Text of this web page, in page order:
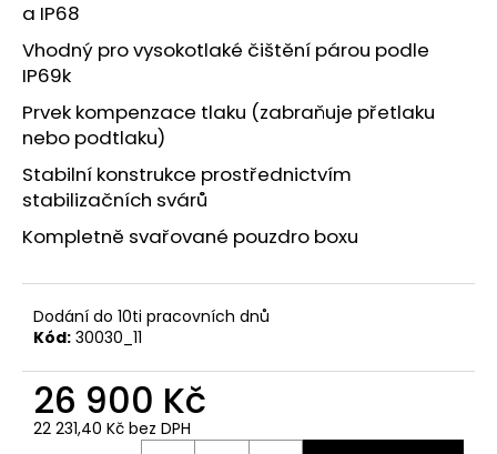
a IP68
Vhodný pro vysokotlaké čištění párou podle
IP69k
Prvek kompenzace tlaku (zabraňuje přetlaku
nebo podtlaku)
Stabilní konstrukce prostřednictvím
stabilizačních svárů
Kompletně svařované pouzdro boxu
Dodání do 10ti pracovních dnů
Kód: 30030_11
26 900 Kč
22 231,40 Kč bez DPH
e
e
SAMONOSNÁ
MARKÝZA
CAB
270°
260
CM
160